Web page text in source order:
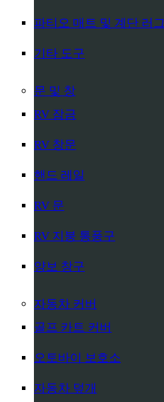
파티오 매트 및 계단 러그
기타 도구
문 및 창
RV 잠금
RV 창문
핸드 레일
RV 문
RV 지붕 통풍구
양보 창구
자동차 커버
골프 카트 커버
오토바이 보호소
자동차 덮개